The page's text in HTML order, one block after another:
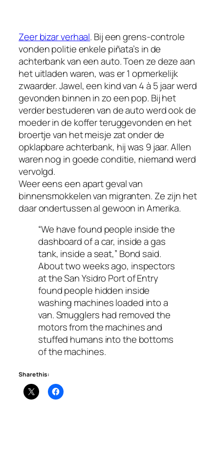
Zeer bizar verhaal. Bij een grens-controle
vonden politie enkele piñata’s in de
achterbank van een auto. Toen ze deze aan
het uitladen waren, was er 1 opmerkelijk
zwaarder. Jawel, een kind van 4 à 5 jaar werd
gevonden binnen in zo een pop. Bij het
verder bestuderen van de auto werd ook de
moeder in de koffer teruggevonden en het
broertje van het meisje zat onder de
opklapbare achterbank, hij was 9 jaar. Allen
waren nog in goede conditie, niemand werd
vervolgd.
Weer eens een apart geval van
binnensmokkelen van migranten. Ze zijn het
daar ondertussen al gewoon in Amerika.
“We have found people inside the
dashboard of a car, inside a gas
tank, inside a seat,” Bond said.
About two weeks ago, inspectors
at the San Ysidro Port of Entry
found people hidden inside
washing machines loaded into a
van. Smugglers had removed the
motors from the machines and
stuffed humans into the bottoms
of the machines.
Share this: